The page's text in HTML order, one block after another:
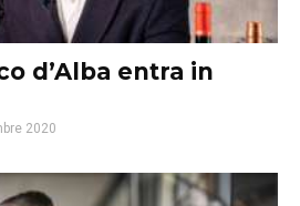
d’Alba entra in
2020